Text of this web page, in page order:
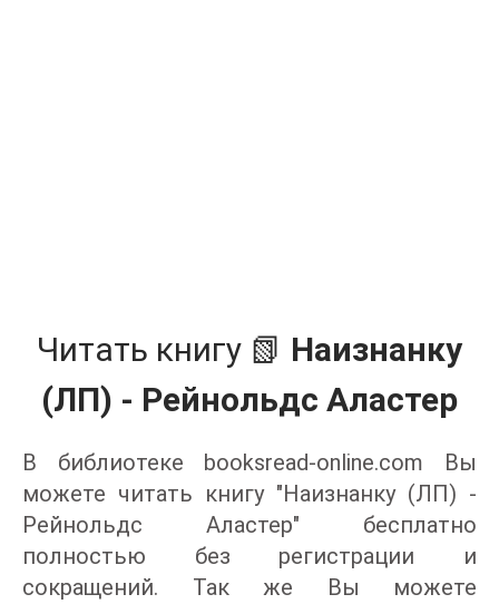
Читать книгу 📗 Наизнанку
(ЛП) - Рейнольдс Аластер
В библиотеке booksread-online.com Вы
можете читать книгу "Наизнанку (ЛП) -
Рейнольдс Аластер" бесплатно
полностью без регистрации и
сокращений. Так же Вы можете